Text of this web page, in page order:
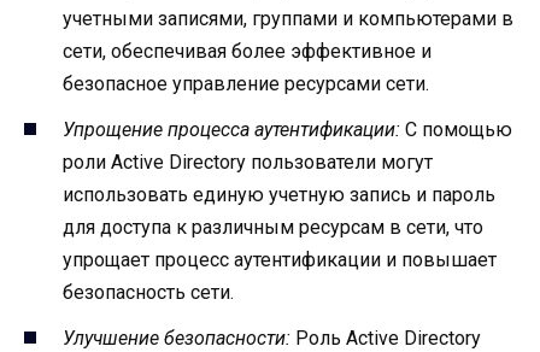
учетными записями, группами и компьютерами в
сети, обеспечивая более эффективное и
безопасное управление ресурсами сети.
Упрощение процесса аутентификации: С помощью
роли Active Directory пользователи могут
использовать единую учетную запись и пароль
для доступа к различным ресурсам в сети, что
упрощает процесс аутентификации и повышает
безопасность сети.
Улучшение безопасности: Роль Active Directory